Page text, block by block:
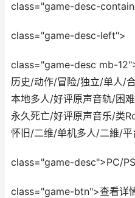
class="game-desc-
class="game-desc-left">
class="game-desc mb-
历史/动作/冒险/独立/单人/
本地多人/好评原声音轨/困
永久死亡/好评原声音乐/类
怀旧/二维/单机多人/二維/
class="game-desc">PC/
class="game-btn">查看详